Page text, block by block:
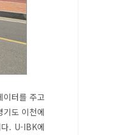
터를 주고
도 이천에
. U-IBK에